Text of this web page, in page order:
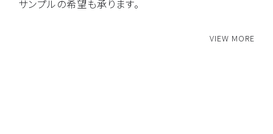
サンプルの希望も承ります。
VIEW MORE